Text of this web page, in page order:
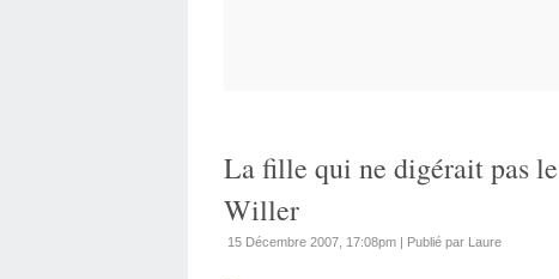
La fille qui ne digérait pas
Willer
15 Décembre 2007, 17:08pm | Publié par Laure